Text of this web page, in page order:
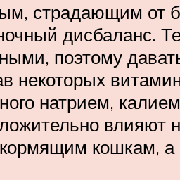
страдающим от
дисбаланс.
поэтому
некоторых
натрием,
кошкам, а